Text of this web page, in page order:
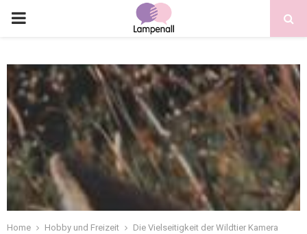
Home Hobby und Freizeit Die Vielseitigkeit der Wildtier Kamera